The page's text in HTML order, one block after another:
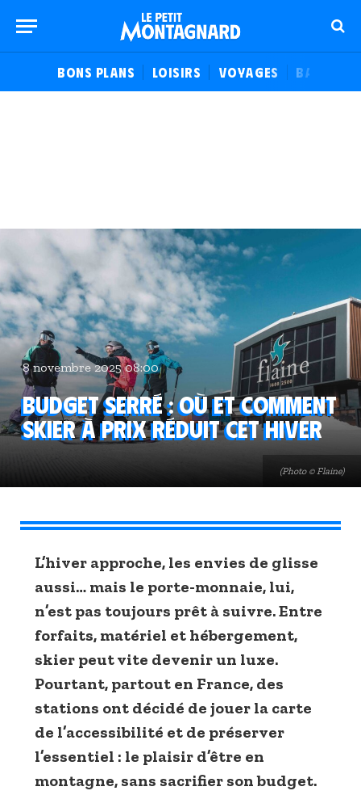
BONS PLANS LOISIRS VOYAGES BALADES
(Photo © Flaine)
8 novembre 2025 08:00
Budget serré : où et comment
skier à prix réduit cet hiver
L’hiver approche, les envies de glisse
aussi… mais le porte-monnaie, lui,
n’est pas toujours prêt à suivre. Entre
forfaits, matériel et hébergement,
skier peut vite devenir un luxe.
Pourtant, partout en France, des
stations ont décidé de jouer la carte
de l’accessibilité et de préserver
l’essentiel : le plaisir d’être en
montagne, sans sacrifier son budget.